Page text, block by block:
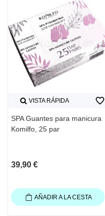
VISTA RÁPIDA
SPA Guantes para manicura
Komilfo, 25 par
39,90 €
favorite_border
AÑADIR A LA CESTA